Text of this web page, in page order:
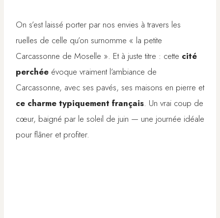
On s’est laissé porter par nos envies à travers les
ruelles de celle qu’on surnomme « la petite
Carcassonne de Moselle ». Et à juste titre : cette cité
perchée évoque vraiment l’ambiance de
Carcassonne, avec ses pavés, ses maisons en pierre et
ce charme typiquement français. Un vrai coup de
cœur, baigné par le soleil de juin — une journée idéale
pour flâner et profiter.